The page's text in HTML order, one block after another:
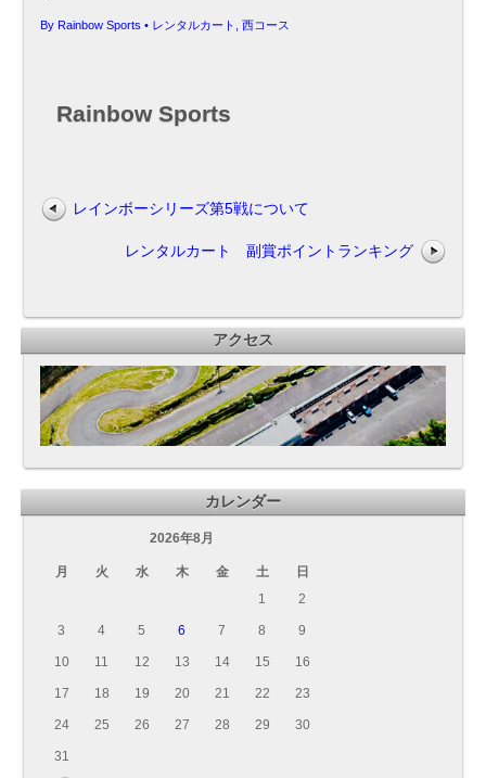
By Rainbow Sports • レンタルカート ,西コース
Rainbow Sports
レインボーシリーズ第5戦について
レンタルカート 副賞ポイントランキング
アクセス
カレンダー
2026年8月
月 火 水 木 金 土
日
1
2
3 4 5 6 7 8 9
10 11 12 13 14 15 16
17 18 19 20 21 22 23
24 25 26 27 28 29 30
31